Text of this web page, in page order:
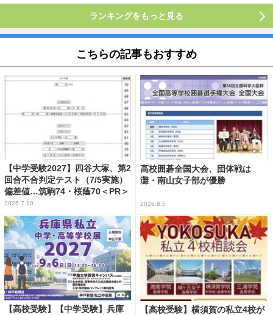
ランキングをもっと見る
こちらの記事もおすすめ
【中学受験2027】四谷大塚、第2
回合不合判定テスト（7/5実施）
偏差値…筑駒74・桜蔭70＜PR＞
2026.7.10
高校囲碁全国大会、団体戦は
灘・南山女子部が優勝
2026.8.5
【高校受験】【中学受験】兵庫
【高校受験】横須賀の私立4校が